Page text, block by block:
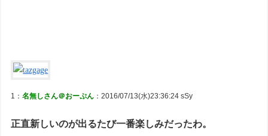
1：名無しさん＠おーぷん ：2016/07/13(水)23:36:24 sSy
正直新しいのが出るたび一番楽しみだったわ。